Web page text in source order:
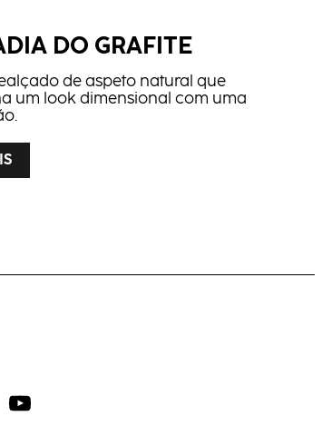
DO GRAFITE
de aspeto natural que
um look dimensional com uma